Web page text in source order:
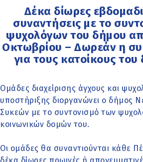
Δέκα δίωρες
συναντήσεις με το
ψυχολόγων του δήμου
Οκτωβρίου – Δωρεάν η
για τους κατοίκους
Ομάδες διαχείρισης άγχους και
υποστήριξης διοργανώνει ο δήμος
Συκεών με το συντονισμό των
κοινωνικών δομών του.
Οι ομάδες θα συναντιούνται κάθε